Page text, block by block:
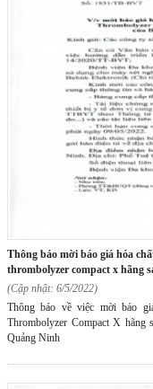
thông báo mời báo giá hóa chất sử dụng cho máy xét nghiệm đông máu
thrombolyzer compact x hãng
(Cập nhật: 6/5/2022)
Thông báo về việc mời báo
Thrombolyzer Compact X hãng
Quảng Ninh